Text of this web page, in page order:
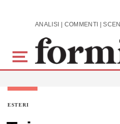
Skip to main content
ESTERI